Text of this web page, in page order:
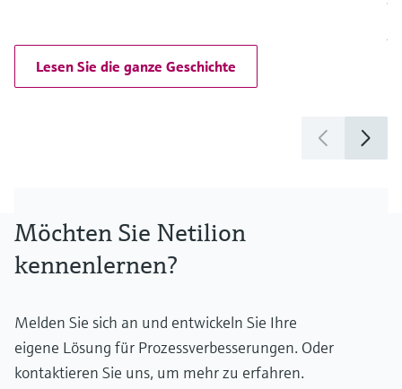
Lesen Sie die ganze Geschichte
Möchten Sie Netilion
kennenlernen?
Melden Sie sich an und entwickeln Sie Ihre
eigene Lösung für Prozessverbesserungen. Oder
kontaktieren Sie uns, um mehr zu erfahren.